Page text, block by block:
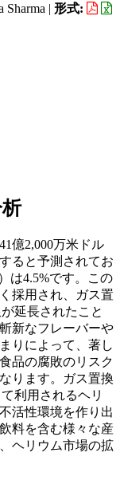
Sharma | 形式:
億2,000万米ドル
ると予測されてお
は4.5%です。この
採用され、ガス置
延長されたこと
新なフレーバーや
りによって、著し
品の腐敗のリスク
ります。ガス置換
利用されるヘリ
活性環境を作り出
料を含む様々な産
ヘリウム市場の拡